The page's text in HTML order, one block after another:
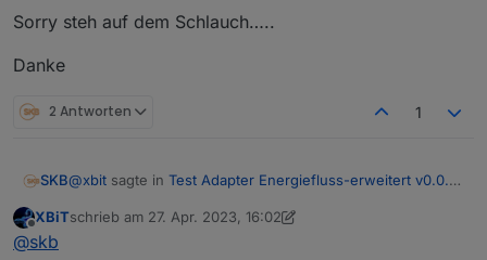
Sorry steh auf dem Schlauch…..
Danke
2 Antworten 1
SKB@xbit sagte in Test Adapter Energiefluss-erweitert v0.0.x
Offline
XBiTschrieb am 27. Apr. 2023, 16:02
zuletzt editiert von XBiT
@skb